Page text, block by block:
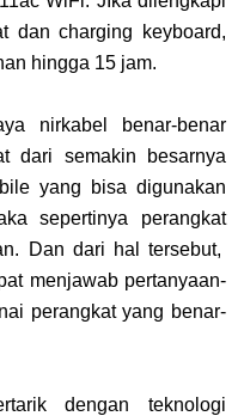
dan charging keyboard,
hingga 15 jam.
nirkabel benar-benar
dari semakin besarnya
yang bisa digunakan
sepertinya perangkat
Dan dari hal tersebut,
menjawab pertanyaan-
perangkat yang benar-
dengan teknologi